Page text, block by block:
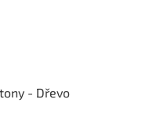
- Dřevo